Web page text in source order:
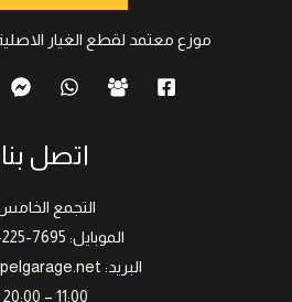
موزع معتمد لقطع الغيار الاصلية
اتصل بنا
التجمع
الموبايل: 7695-225-0101
البريد: info@opelgarage.net
11:00 – 20:00